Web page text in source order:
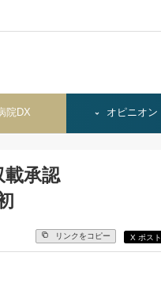
院DX オピニオン
載承認
リンクをコピー X ポスト